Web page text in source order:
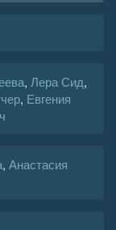
18:58
, Лера Сид,
, Евгения
, Анастасия